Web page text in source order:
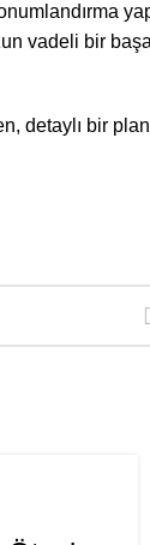
vadeli bir
detaylı bir